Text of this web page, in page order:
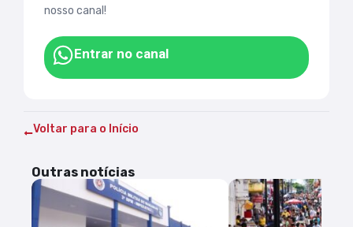
nosso canal!
Entrar no canal
Voltar para o Início
Outras notícias